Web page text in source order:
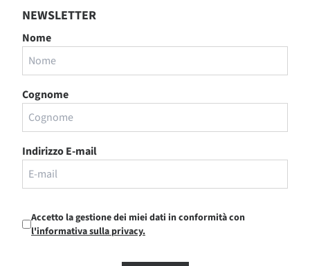
NEWSLETTER
Nome
Cognome
Indirizzo E-mail
Accetto la gestione dei miei dati in conformità con
l'informativa sulla privacy.